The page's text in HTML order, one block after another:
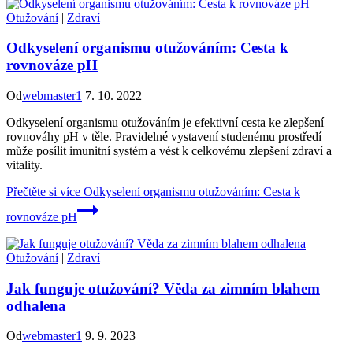
Otužování| Zdraví
Odkyselení organismu otužováním: Cesta k
rovnováze pH
Odwebmaster1 7. 10. 2022
Odkyselení organismu otužováním je efektivní cesta ke zlepšení
rovnováhy pH v těle. Pravidelné vystavení studenému prostředí
může posílit imunitní systém a vést k celkovému zlepšení zdraví a
vitality.
Přečtěte si více Odkyselení organismu otužováním: Cesta k
rovnováze pH
Otužování| Zdraví
Jak funguje otužování? Věda za zimním blahem
odhalena
Odwebmaster1 9. 9. 2023